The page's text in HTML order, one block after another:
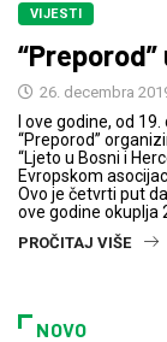
VIJESTI
26. decembra
I ove godine, od
“Preporod”
“Ljeto u Bosni i
Evropskom
Ovo je četvrti put
ove godine okuplja
PROČITAJ VIŠE
NOVO